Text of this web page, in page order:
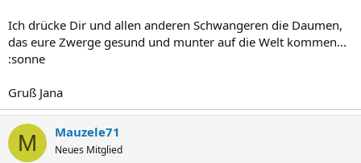
Ich drücke Dir und allen anderen Schwangeren die Daumen,
das eure Zwerge gesund und munter auf die Welt kommen...
:sonne
Gruß Jana
M Mauzele71
Neues Mitglied